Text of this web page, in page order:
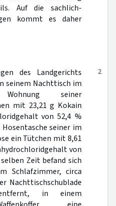
Auf die sachlich-
kommt es daher
2
des Landgerichts
seinem Nachttisch im
seiner
mit 23,21 g Kokain
von 52,4 %
seiner im
ein Tütchen mit 8,61
von
Zeit befand sich
Schlafzimmer, circa
Nachttischschublade
in einem